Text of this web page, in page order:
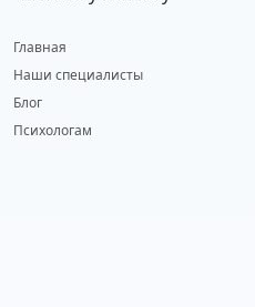
Главная
Наши специалисты
Блог
Психологам